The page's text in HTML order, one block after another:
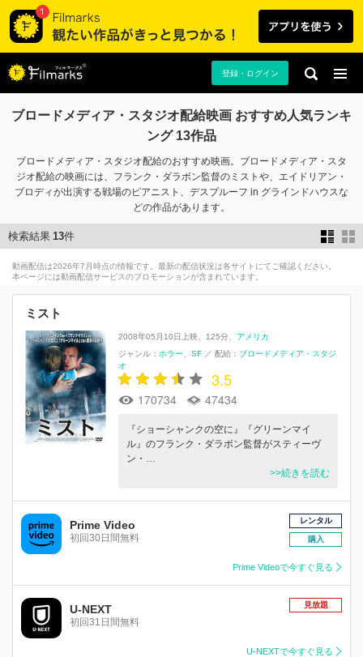
登録・ログイン
ブロードメディア・スタジオ配給映画 おすすめ人気ランキ
ング 13作品
ブロードメディア・スタジオ配給のおすすめ映画。ブロードメディア・スタ
ジオ配給の映画には、フランク・ダラボン監督のミストや、エイドリアン・
ブロディが出演する戦場のピアニスト、デスプルーフ in グラインドハウスな
どの作品があります。
検索結果 13件
動画配信は2026年7月時点の情報です。最新の配信状況は各サイトにてご確認ください。
本ページには動画配信サービスのプロモーションが含まれています。
ミスト
2008年05月10日上映 125分
アメリカ
ジャンル： ホラー SF ／ 配給： ブロードメディア・スタジ
オ
3.5
170734 47434
『ショーシャンクの空に』『グリーンマイ
ル』のフランク・ダラボン監督がスティーヴ
ン・…
>>続きを読む
Prime Video
初回30日間無料
レンタル
購入
Prime Videoで今すぐ見る
U-NEXT
初回31日間無料
見放題
U-NEXTで今すぐ見る